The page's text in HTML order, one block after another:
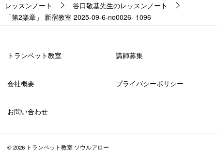
レッスンノート
谷口敬基先生のレッスンノート
「第2楽章」 新宿教室 2025-09-6-no0026- 1096
トランペット教室 講師募集
会社概要 プライバシーポリシー
お問い合わせ
© 2026 トランペット教室 ソウルアロー